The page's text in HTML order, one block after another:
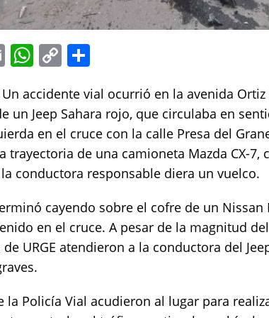
E
ai
l
W
at
s
A
p
C
p
y
Li
n
a
re
accidente vial ocurrió en la avenida
un Jeep Sahara rojo, que circulaba en
en el cruce con la calle Presa del
trayectoria de una camioneta Mazda CX-7,
conductora responsable diera un vuelco.
cayendo sobre el cofre de un Nissan
en el cruce. A pesar de la magnitud
URGE atendieron a la conductora del
la Policía Vial acudieron al lugar para